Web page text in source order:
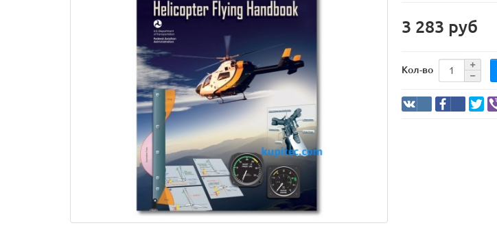
3 283 руб
Кол-во